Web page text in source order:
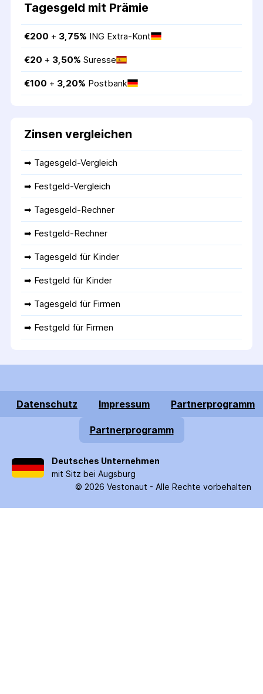
Tagesgeld mit Prämie
€200 + 3,75% ING Extra-Kont
€20 + 3,50% Suresse
€100 + 3,20% Postbank
Zinsen vergleichen
➡ Tagesgeld-Vergleich
➡ Festgeld-Vergleich
➡ Tagesgeld-Rechner
➡ Festgeld-Rechner
➡ Tagesgeld für Kinder
➡ Festgeld für Kinder
➡ Tagesgeld für Firmen
➡ Festgeld für Firmen
Datenschutz Impressum Partnerprogramm
Partnerprogramm
Deutsches Unternehmen
mit Sitz bei Augsburg
© 2026 Vestonaut - Alle Rechte vorbehalten